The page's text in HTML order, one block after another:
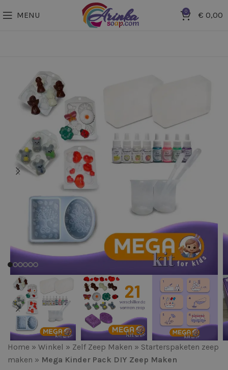
MENU 0 € 0,00
Home » Winkel » Zelf Zeep Maken » Starterspaketen zeep
maken » Mega Kinder Pack DIY Zeep Maken